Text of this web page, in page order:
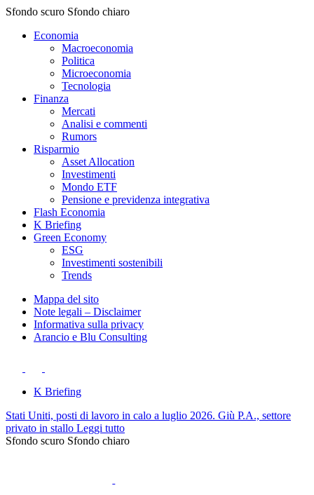
Sfondo scuro Sfondo chiaro
Economia
Macroeconomia
Politica
Microeconomia
Tecnologia
Finanza
Mercati
Analisi e commenti
Rumors
Risparmio
Asset Allocation
Investimenti
Mondo ETF
Pensione e previdenza integrativa
Flash Economia
K Briefing
Green Economy
ESG
Investimenti sostenibili
Trends
Mappa del sito
Note legali – Disclaimer
Informativa sulla privacy
Arancio e Blu Consulting
K Briefing
Stati Uniti, posti di lavoro in calo a luglio 2026. Giù P.A., settore
privato in stallo Leggi tutto
Sfondo scuro Sfondo chiaro